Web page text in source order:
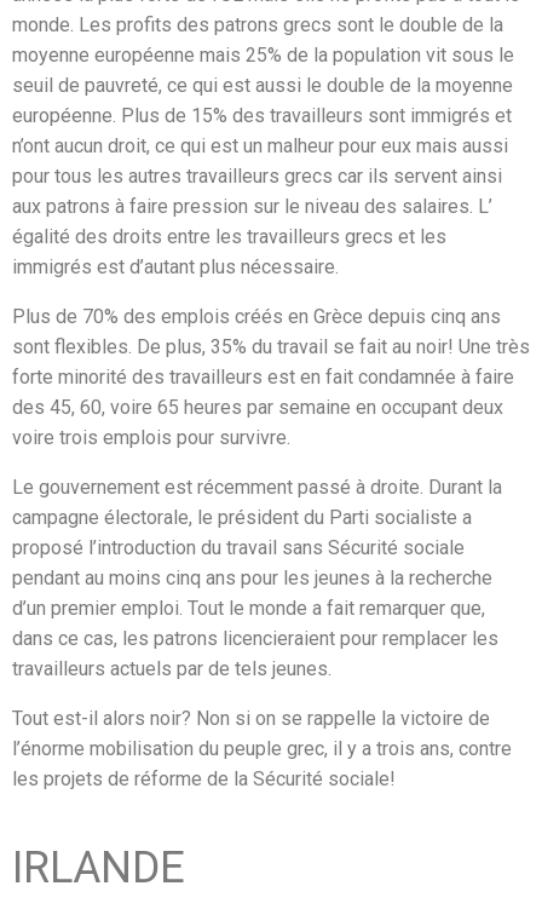
monde. Les profits des patrons grecs sont le double de la
moyenne européenne mais 25% de la population vit sous le
seuil de pauvreté, ce qui est aussi le double de la moyenne
européenne. Plus de 15% des travailleurs sont immigrés et
n’ont aucun droit, ce qui est un malheur pour eux mais aussi
pour tous les autres travailleurs grecs car ils servent ainsi
aux patrons à faire pression sur le niveau des salaires. L’
égalité des droits entre les travailleurs grecs et les
immigrés est d’autant plus nécessaire.
Plus de 70% des emplois créés en Grèce depuis cinq ans
sont flexibles. De plus, 35% du travail se fait au noir! Une très
forte minorité des travailleurs est en fait condamnée à faire
des 45, 60, voire 65 heures par semaine en occupant deux
voire trois emplois pour survivre.
Le gouvernement est récemment passé à droite. Durant la
campagne électorale, le président du Parti socialiste a
proposé l’introduction du travail sans Sécurité sociale
pendant au moins cinq ans pour les jeunes à la recherche
d’un premier emploi. Tout le monde a fait remarquer que,
dans ce cas, les patrons licencieraient pour remplacer les
travailleurs actuels par de tels jeunes.
Tout est-il alors noir? Non si on se rappelle la victoire de
l’énorme mobilisation du peuple grec, il y a trois ans, contre
les projets de réforme de la Sécurité sociale!
IRLANDE